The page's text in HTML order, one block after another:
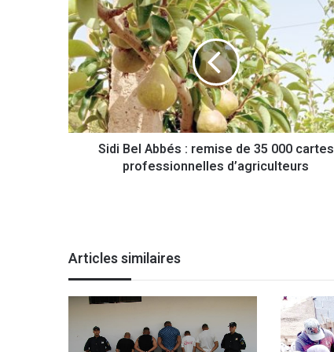
i
d
B
e
l
A
b
i
s
e
Sidi Bel Abbés : remise de 35 000 cartes
professionnelles d’agriculteurs
Articles similaires